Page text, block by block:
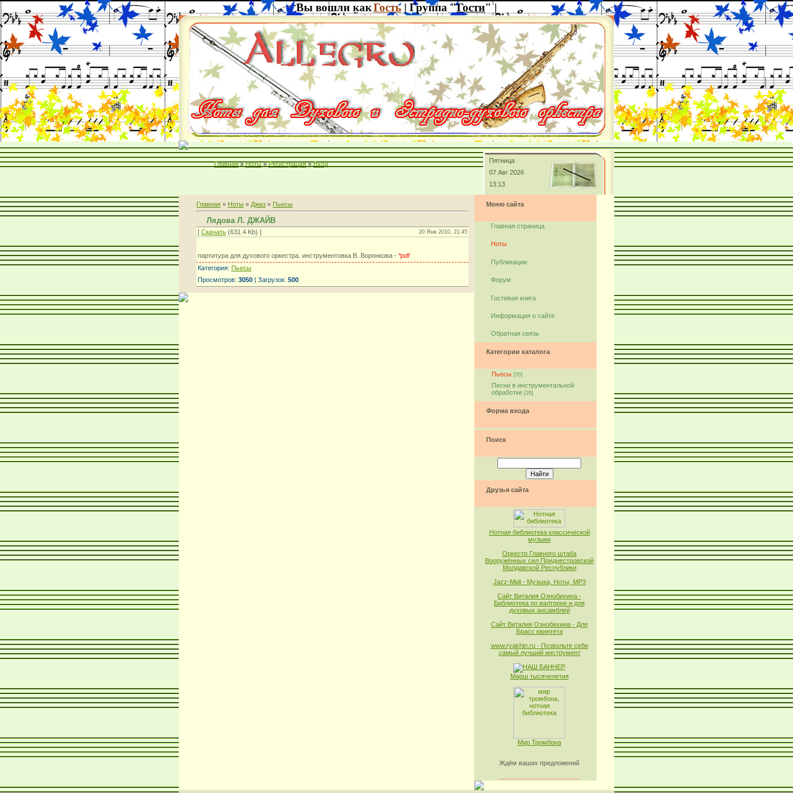
Вы вошли какГость | Группа "Гости" |
Главная » Ноты » Регистрация » Вход
Пятница
07 Авг 2026
13:13
Главная » Ноты » Джаз » Пьесы
Лядова Л. ДЖАЙВ
[ Скачать (631.4 Kb) ] 20 Янв 2010, 21:45
партитура для духового оркестра. инструментовка В. Воронкова - *pdf
Категория: Пьесы
Просмотров: 3050 | Загрузок: 500
Меню сайта
Главная страница
Ноты
Публикации
Форум
Гостевая книга
Информация о сайте
Обратная связь
Категории каталога
Пьесы [55]
Песни в инструментальной
обработке [26]
Форма входа
Поиск
Друзья сайта
Нотная библиотека классической
музыки
Оркестр Главного штаба
Вооружённых сил Приднестровской
Молдавской Республики
Jazz-Midi - Музыка, Ноты, MP3
Сайт Виталия Ознобихина -
Библиотека по валторне и для
духовых ансамблей
Сайт Виталия Ознобихина - Для
Брасс квинтета
www.ryakhin.ru - Позвольте себе
самый лучший инструмент
Марш тысячелетия
Мир Тромбона
Ждём ваших предложений